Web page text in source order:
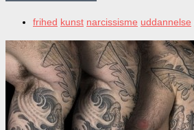
frihed kunst narcissisme uddannelse